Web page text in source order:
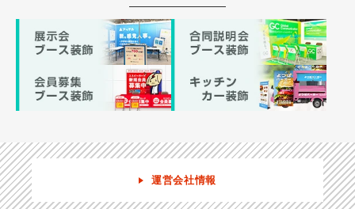
運営会社情報